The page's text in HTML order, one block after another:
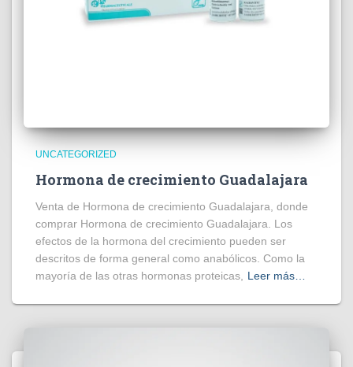
UNCATEGORIZED
Hormona de crecimiento Guadalajara
Venta de Hormona de crecimiento Guadalajara, donde
comprar Hormona de crecimiento Guadalajara. Los
efectos de la hormona del crecimiento pueden ser
descritos de forma general como anabólicos. Como la
mayoría de las otras hormonas proteicas,
Leer más…